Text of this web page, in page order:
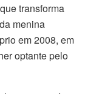
transforma
menina
em 2008, em
optante pelo